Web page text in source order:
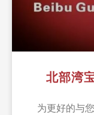
北部湾
为更好的与